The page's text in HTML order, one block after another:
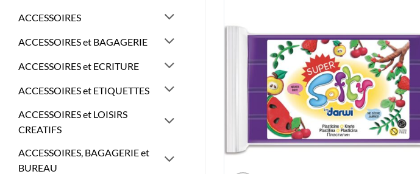
ACCESSOIRES
ACCESSOIRES et BAGAGERIE
ACCESSOIRES et ECRITURE
ACCESSOIRES et ETIQUETTES
ACCESSOIRES et LOISIRS
CREATIFS
ACCESSOIRES, BAGAGERIE et
BUREAU